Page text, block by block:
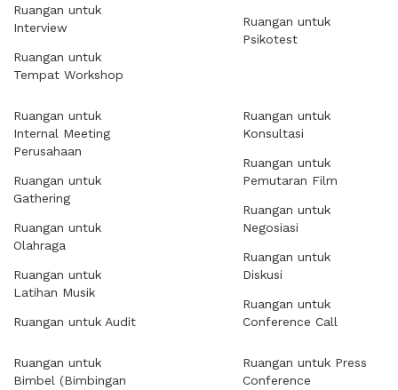
Ruangan untuk
Interview
Ruangan untuk
Tempat Workshop
Ruangan untuk
Psikotest
Ruangan untuk
Internal Meeting
Perusahaan
Ruangan untuk
Gathering
Ruangan untuk
Olahraga
Ruangan untuk
Latihan Musik
Ruangan untuk Audit
Ruangan untuk
Konsultasi
Ruangan untuk
Pemutaran Film
Ruangan untuk
Negosiasi
Ruangan untuk
Diskusi
Ruangan untuk
Conference Call
Ruangan untuk
Bimbel (Bimbingan
Ruangan untuk Press
Conference